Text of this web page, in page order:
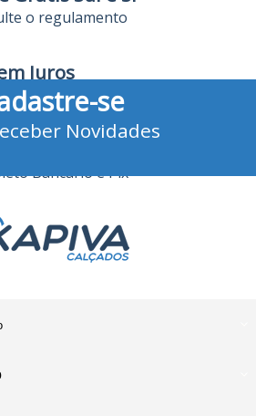
o regulamento
Juros
de Crédito
Bancário e Pix
se
Novidades